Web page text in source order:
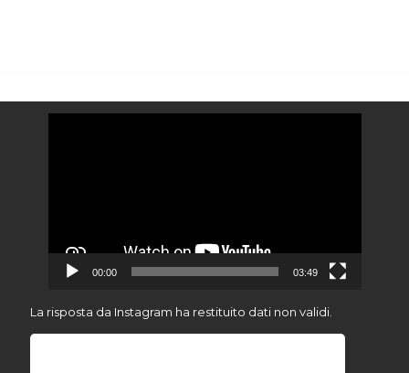
00:00 03:49
La risposta da Instagram ha restituito dati non validi.